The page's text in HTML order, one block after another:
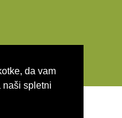
da vam
naši spletni